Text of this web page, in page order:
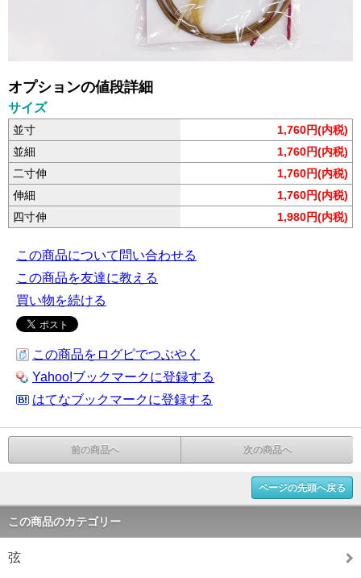
オプションの値段詳細
サイズ
並寸
1,760円(内税)
並細
1,760円(内税)
二寸伸
1,760円(内税)
伸細
1,760円(内税)
四寸伸
1,980円(内税)
この商品について問い合わせる
この商品を友達に教える
買い物を続ける
この商品をログピでつぶやく
Yahoo!ブックマークに登録する
はてなブックマークに登録する
前の商品へ 次の商品へ
ページの先頭へ戻る
この商品のカテゴリー
弦